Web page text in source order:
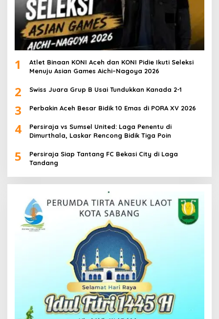
1
Atlet Binaan KONI Aceh dan KONI Pidie Ikuti Seleksi
Menuju Asian Games Aichi–Nagoya 2026
2 Swiss Juara Grup B Usai Tundukkan Kanada 2-1
3 Perbakin Aceh Besar Bidik 10 Emas di PORA XV 2026
4
Persiraja vs Sumsel United: Laga Penentu di
Dimurthala, Laskar Rencong Bidik Tiga Poin
5
Persiraja Siap Tantang FC Bekasi City di Laga
Tandang